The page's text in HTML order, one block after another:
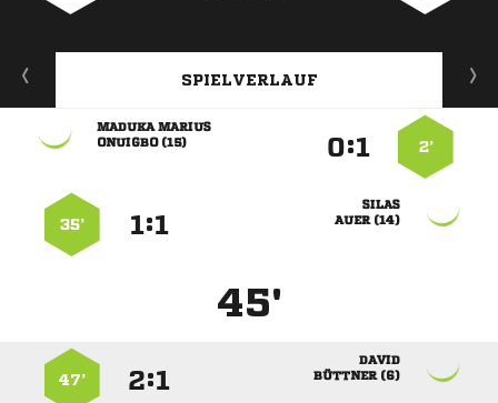
SPIELVERLAUF
2’
:
 
 

 
:
35’
45'

 
:
47’